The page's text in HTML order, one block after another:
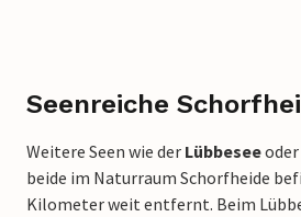
Seenreiche
Weitere Seen wie der Lübbesee
beide im Naturraum Schorfheide
Kilometer weit entfernt. Beim